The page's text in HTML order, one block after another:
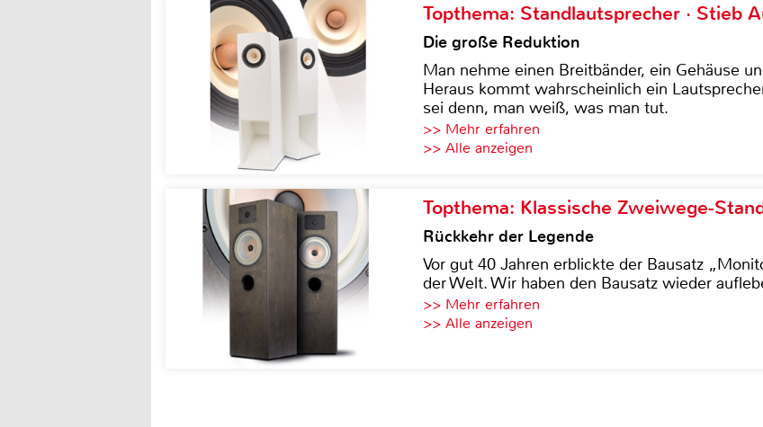
Topthema: Standlautsprecher · Stieb
Die große Reduktion
Man nehme einen Breitbänder, ein Gehäuse
Heraus kommt wahrscheinlich ein
sei denn, man weiß, was man tut.
>> Mehr erfahren
>> Alle anzeigen
Topthema: Klassische Zweiwege-
Rückkehr der Legende
Vor gut 40 Jahren erblickte der Bausatz
der Welt. Wir haben den Bausatz wieder
>> Mehr erfahren
>> Alle anzeigen